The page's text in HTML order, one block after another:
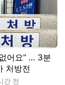
어요” … 3분
처방전
간 전